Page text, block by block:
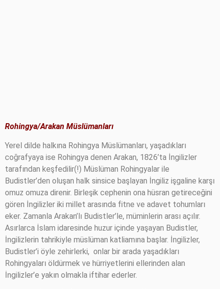
Rohingya/Arakan Müslümanları
Yerel dilde halkına Rohingya Müslümanları, yaşadıkları
coğrafyaya ise Rohingya denen Arakan, 1826’ta İngilizler
tarafından keşfedilir(!) Müslüman Rohingyalar ile
Budistler’den oluşan halk sinsice başlayan İngiliz işgaline karşı
omuz omuza direnir. Birleşik cephenin ona hüsran getireceğini
gören İngilizler iki millet arasında fitne ve adavet tohumları
eker. Zamanla Arakan’lı Budistler’le, müminlerin arası açılır.
Asırlarca İslam idaresinde huzur içinde yaşayan Budistler,
İngilizlerin tahrikiyle müslüman katliamına başlar. İngilizler,
Budistler’i öyle zehirlerki, onlar bir arada yaşadıkları
Rohingyaları öldürmek ve hürriyetlerini ellerinden alan
İngilizler’e yakın olmakla iftihar ederler.